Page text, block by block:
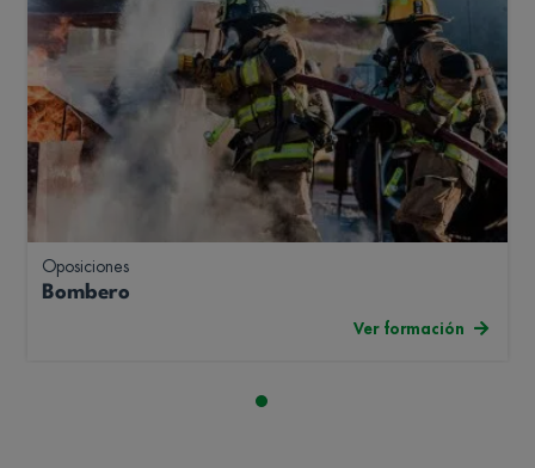
Oposiciones
Bombero
Ver formación